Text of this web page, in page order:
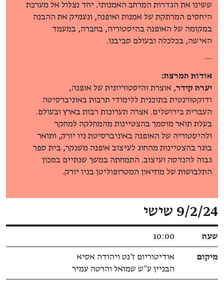
ששינו את הגדרות המרחב האמנותי. יחד נצלול אל מערכת
היחסים המרתקת של אמנות ואופנה, ונעמיק את ההבנה
במקומה של האופנה בהיסטוריה, בחברה, במעמד
האישה, בכלכלה ובעולם סביבנו.
—
אודות המרצה:
יערה קידר, אוצרת והיסטוריונית של אופנה,
ודוקטורנטית בתוכנית ללימודי תרבות באוניברסיטה
העברית בירושלים. אצרה תערוכות רבות בארץ ובעולם.
בעלת תואר מוסמך בהצטיינות מהמחלקה למחקר
ולהיסטוריה של האופנה באוניברסיטת ניו יורק, ותואר
בוגר בהצטיינות מהחוג לעיצוב אופנה משנקר, בית ספר
גבוה להנדסה ועיצוב. התמחתה במשך שנתיים במכון
התלבושות של מוזיאון המטרופוליטן בניו יורק.
פרטי האירוע
9/2/24 שישי
שעה 10:00
מיקום
אודיטוריום ז'נט ויהודה אסיא
הבניין ע״ש שמואל והרטה עמיר